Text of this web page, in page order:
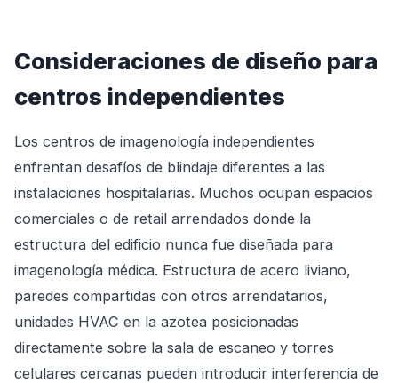
Consideraciones de diseño para
centros independientes
Los centros de imagenología independientes
enfrentan desafíos de blindaje diferentes a las
instalaciones hospitalarias. Muchos ocupan espacios
comerciales o de retail arrendados donde la
estructura del edificio nunca fue diseñada para
imagenología médica. Estructura de acero liviano,
paredes compartidas con otros arrendatarios,
unidades HVAC en la azotea posicionadas
directamente sobre la sala de escaneo y torres
celulares cercanas pueden introducir interferencia de